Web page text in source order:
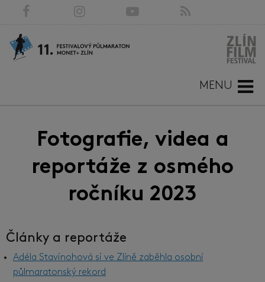
MENU
Fotografie, videa a
reportáže z osmého
ročníku 2023
Články a reportáže
Adéla Stavinohová si ve Zlíně zaběhla osobní
půlmaratonský rekord